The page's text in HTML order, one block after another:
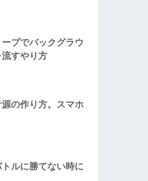
プでバックグラウ
すやり方
の作り方。スマホ
ルに勝てない時に